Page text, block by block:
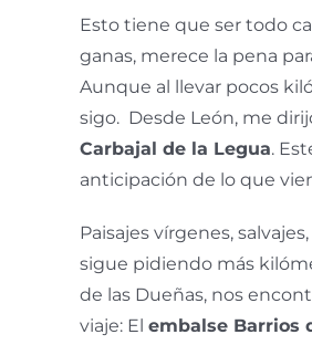
Esto tiene que ser todo
ganas, merece la pena
Aunque al llevar pocos
sigo. Desde León, me
Carbajal de la Legua.
anticipación de lo que
Paisajes vírgenes,
sigue pidiendo más
de las Dueñas, nos
viaje: El embalse Barrios